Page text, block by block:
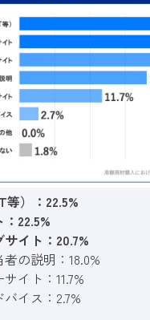
）：22.5%
22.5%
イト：20.7%
の説明：18.0%
イト：11.7%
イス：2.7%